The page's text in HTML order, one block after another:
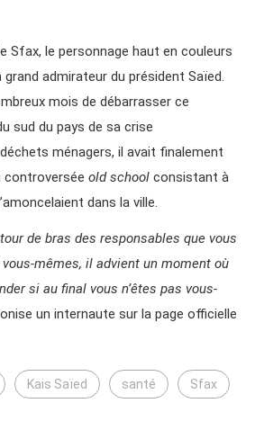
Sfax, le personnage haut en couleurs
admirateur du président Saïed.
mois de débarrasser ce
sud du pays de sa crise
ménagers, il avait finalement
controversée old school consistant à
dans la ville.
de bras des responsables que vous
mêmes, il advient un moment où
si au final vous n’êtes pas vous-
un internaute sur la page officielle
Kais Saïed santé Sfax